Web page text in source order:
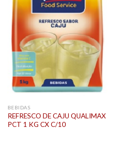
BEBIDAS
REFRESCO DE CAJU QUALIMAX
PCT 1 KG CX C/10